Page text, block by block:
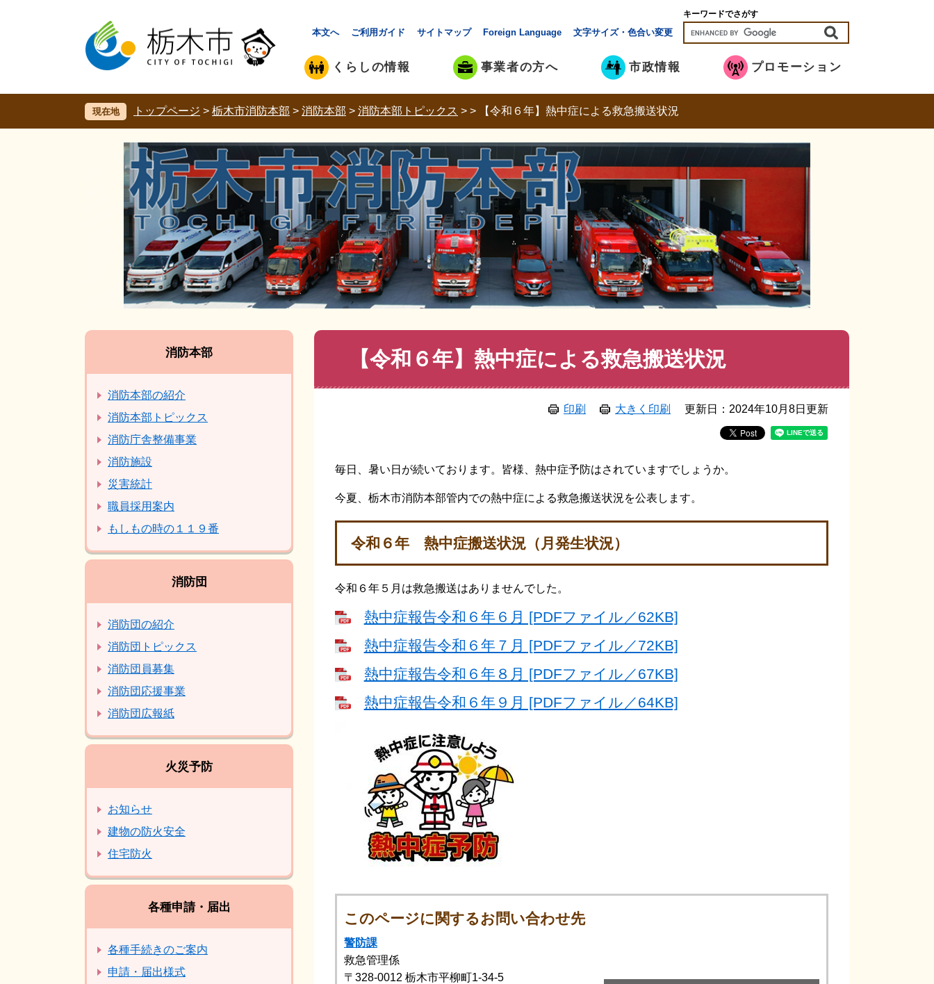
で
ば
本文へ ご利用ガイド サイトマップ Foreign Language 文字サイズ・色合い変更
キーワードでさがす
くらしの情報 事業者の方へ 市政情報 プロモーション
現在地 トップページ > 栃木市消防本部 > 消防本部 > 消防本部トピックス > > 【令和６年】熱中症による救急搬送状況
【令和６年】熱中症による救急搬送状況
印刷 大きく印刷 更新日：2024年10月8日更新
毎日、暑い日が続いております。皆様、熱中症予防はされていますでしょうか。
今夏、栃木市消防本部管内での熱中症による救急搬送状況を公表します。
令和６年 熱中症搬送状況（月発生状況）
令和６年５月は救急搬送はありませんでした。
熱中症報告令和６年６月 [PDFファイル／62KB]
熱中症報告令和６年７月 [PDFファイル／72KB]
熱中症報告令和６年８月 [PDFファイル／67KB]
熱中症報告令和６年９月 [PDFファイル／64KB]
このページに関するお問い合わせ先
警防課
救急管理係
〒328-0012 栃木市平柳町1-34-5
消防本部
消防本部の紹介
消防本部トピックス
消防庁舎整備事業
消防施設
災害統計
職員採用案内
もしもの時の１１９番
消防団
消防団の紹介
消防団トピックス
消防団員募集
消防団応援事業
消防団広報紙
火災予防
お知らせ
建物の防火安全
住宅防火
各種申請・届出
各種手続きのご案内
申請・届出様式